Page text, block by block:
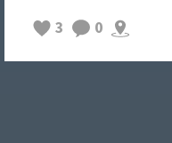
3
0